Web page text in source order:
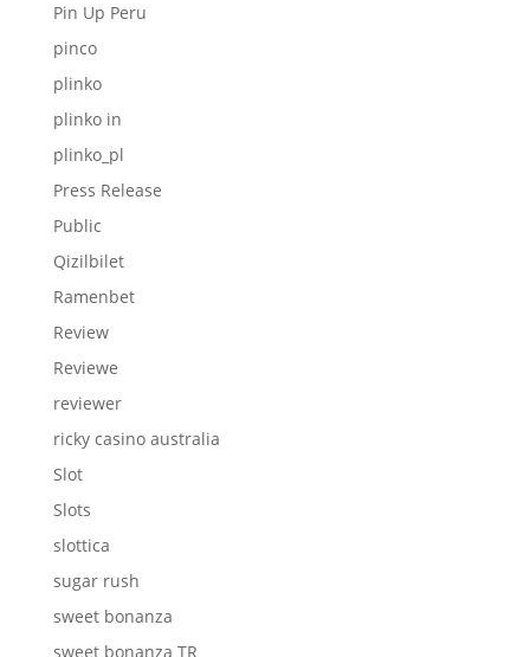
Pin Up Peru
pinco
plinko
plinko in
plinko_pl
Press Release
Public
Qizilbilet
Ramenbet
Review
Reviewe
reviewer
ricky casino australia
Slot
Slots
slottica
sugar rush
sweet bonanza
sweet bonanza TR